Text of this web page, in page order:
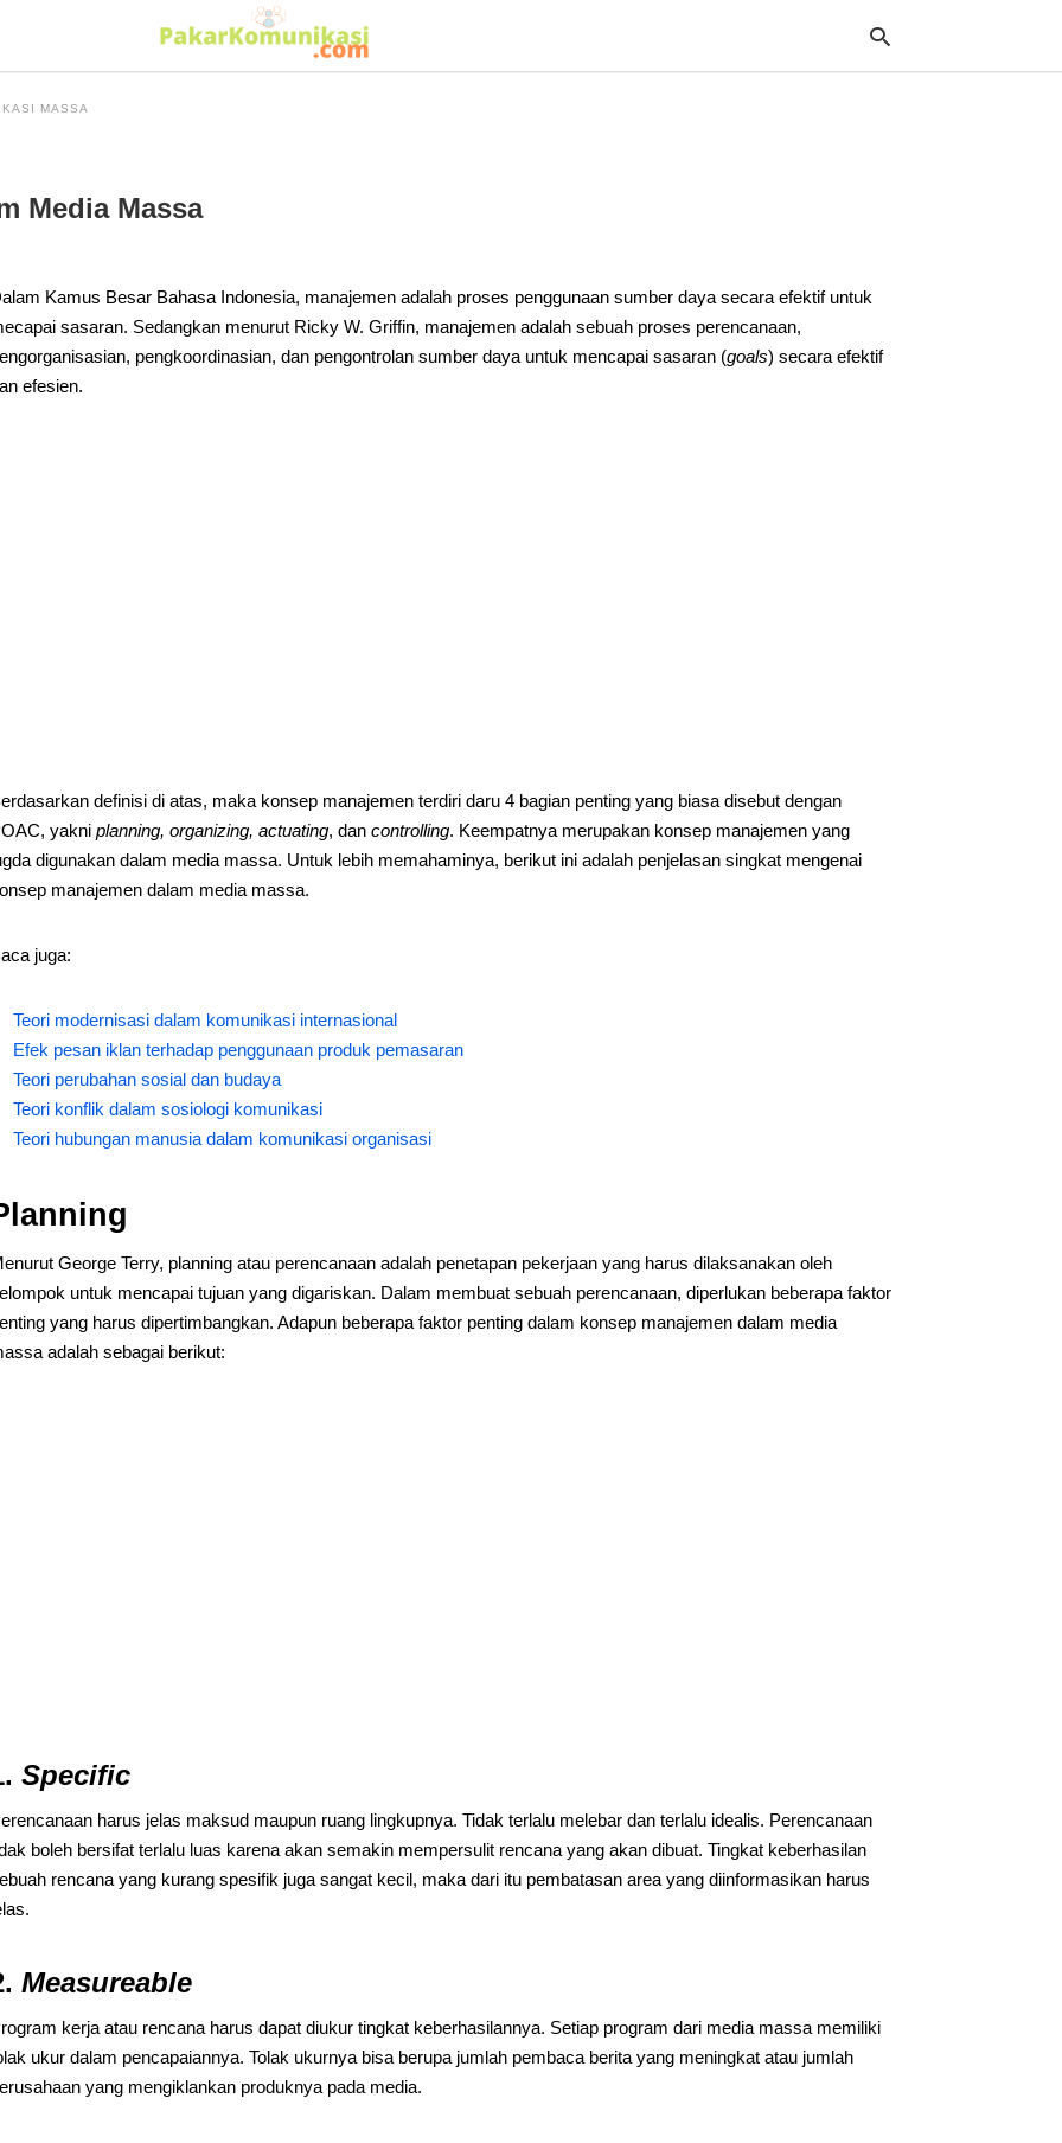
MASSA
Media Massa
Kamus Besar Bahasa Indonesia, manajemen adalah proses penggunaan sumber daya secara efektif untuk
sasaran. Sedangkan menurut Ricky W. Griffin, manajemen adalah sebuah proses perencanaan,
pengkoordinasian, dan pengontrolan sumber daya untuk mencapai sasaran (goals) secara efektif
efesien.
definisi di atas, maka konsep manajemen terdiri daru 4 bagian penting yang biasa disebut dengan
yakni planning, organizing, actuating, dan controlling. Keempatnya merupakan konsep manajemen yang
digunakan dalam media massa. Untuk lebih memahaminya, berikut ini adalah penjelasan singkat mengenai
manajemen dalam media massa.
juga:
Teori modernisasi dalam komunikasi internasional
Efek pesan iklan terhadap penggunaan produk pemasaran
Teori perubahan sosial dan budaya
Teori konflik dalam sosiologi komunikasi
Teori hubungan manusia dalam komunikasi organisasi
George Terry, planning atau perencanaan adalah penetapan pekerjaan yang harus dilaksanakan oleh
untuk mencapai tujuan yang digariskan. Dalam membuat sebuah perencanaan, diperlukan beberapa faktor
yang harus dipertimbangkan. Adapun beberapa faktor penting dalam konsep manajemen dalam media
adalah sebagai berikut:
Specific
harus jelas maksud maupun ruang lingkupnya. Tidak terlalu melebar dan terlalu idealis. Perencanaan
boleh bersifat terlalu luas karena akan semakin mempersulit rencana yang akan dibuat. Tingkat keberhasilan
rencana yang kurang spesifik juga sangat kecil, maka dari itu pembatasan area yang diinformasikan harus
Measureable
kerja atau rencana harus dapat diukur tingkat keberhasilannya. Setiap program dari media massa memiliki
ukur dalam pencapaiannya. Tolak ukurnya bisa berupa jumlah pembaca berita yang meningkat atau jumlah
yang mengiklankan produknya pada media.